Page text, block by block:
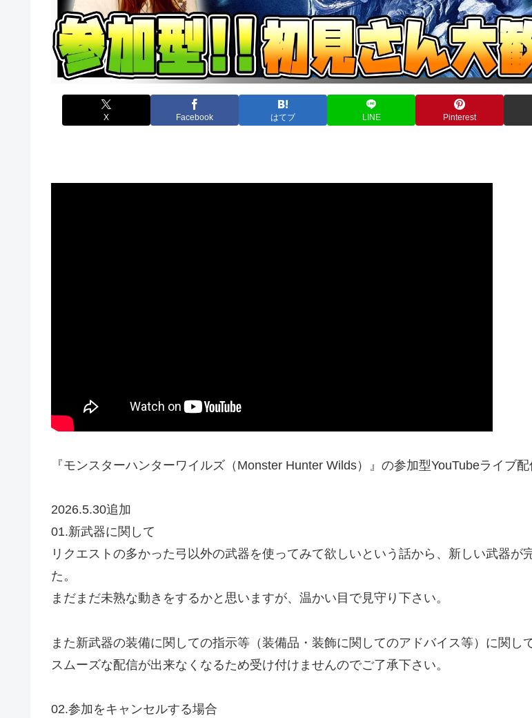
X Facebook はてブ LINE Pinterest
『モンスターハンターワイルズ（Monster Hunter Wilds）』の参加型YouTubeライブ配
2026.5.30追加
01.新武器に関して
リクエストの多かった弓以外の武器を使ってみて欲しいという話から、新しい武器が
た。
まだまだ未熟な動きをするかと思いますが、温かい目で見守り下さい。
また新武器の装備に関しての指示等（装備品・装飾に関してのアドバイス等）に関し
スムーズな配信が出来なくなるため受け付けませんのでご了承下さい。
02.参加をキャンセルする場合